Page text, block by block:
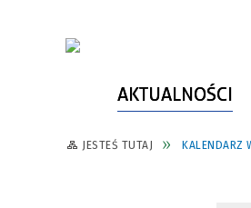
AKTUALNOŚCI
WŁADZE MIASTA
INFORMACJE O
SPORT
ZAŁATW SPRAWĘ
JESTEŚ TUTAJ KALENDARZ